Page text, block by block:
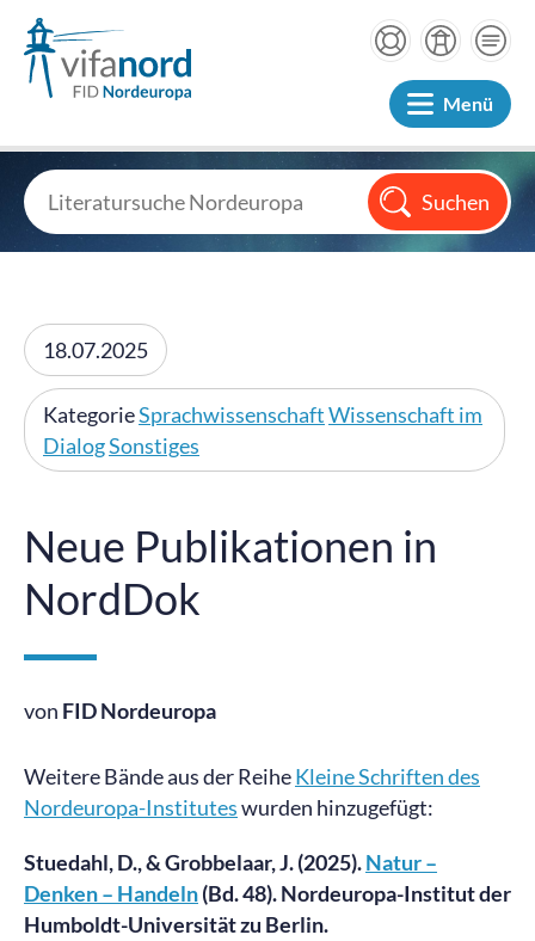
Menü
18.07.2025
KategorieSprachwissenschaftWissenschaft im
DialogSonstiges
Neue Publikationen in
NordDok
von FID Nordeuropa
Weitere Bände aus der ReiheKleine Schriften des
Nordeuropa-Instituteswurden hinzugefügt:
Stuedahl, D., & Grobbelaar, J. (2025).Natur –
Denken – Handeln(Bd. 48). Nordeuropa-Institut der
Humboldt-Universität zu Berlin.